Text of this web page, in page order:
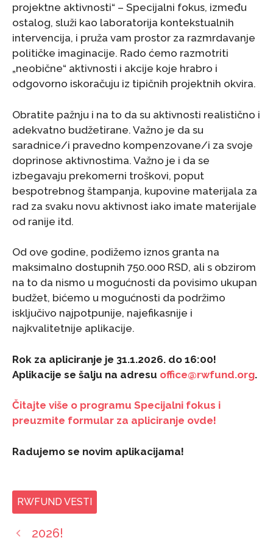
projektne aktivnosti“ – Specijalni fokus, između
ostalog, služi kao laboratorija kontekstualnih
intervencija, i pruža vam prostor za razmrdavanje
političke imaginacije. Rado ćemo razmotriti
„neobične“ aktivnosti i akcije koje hrabro i
odgovorno iskoračuju iz tipičnih projektnih okvira.
Obratite pažnju i na to da su aktivnosti realistično i
adekvatno budžetirane. Važno je da su
saradnice/i pravedno kompenzovane/i za svoje
doprinose aktivnostima. Važno je i da se
izbegavaju prekomerni troškovi, poput
bespotrebnog štampanja, kupovine materijala za
rad za svaku novu aktivnost iako imate materijale
od ranije itd.
Od ove godine, podižemo iznos granta na
maksimalno dostupnih 750.000 RSD, ali s obzirom
na to da nismo u mogućnosti da povisimo ukupan
budžet, bićemo u mogućnosti da podržimo
isključivo najpotpunije, najefikasnije i
najkvalitetnije aplikacije.
Rok za apliciranje je 31.1.2026. do 16:00!
Aplikacije se šalju na adresu office@rwfund.org.
Čitajte više o programu Specijalni fokus i
preuzmite formular za apliciranje ovde!
Radujemo se novim aplikacijama!
RWFUND VESTI
2026!